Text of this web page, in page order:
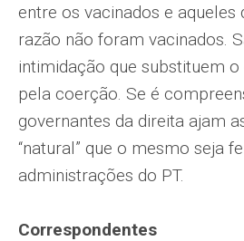
entre os vacinados e aqueles
razão não foram vacinados.
intimidação que substituem
pela coerção. Se é
governantes da direita ajam
“natural” que o mesmo seja
administrações do PT.
Correspondentes